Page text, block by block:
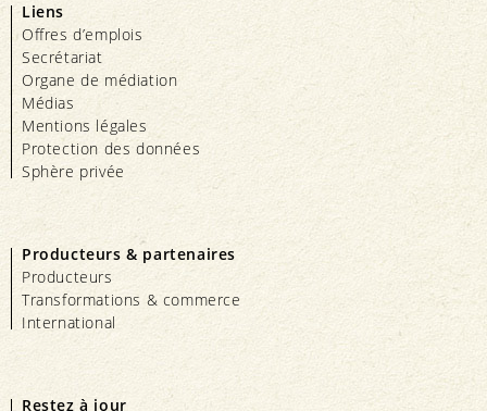
Liens
Offres d’emplois
Secrétariat
Organe de médiation
Médias
Mentions légales
Protection des données
Sphère privée
Producteurs & partenaires
Producteurs
Transformations & commerce
International
Restez à jour